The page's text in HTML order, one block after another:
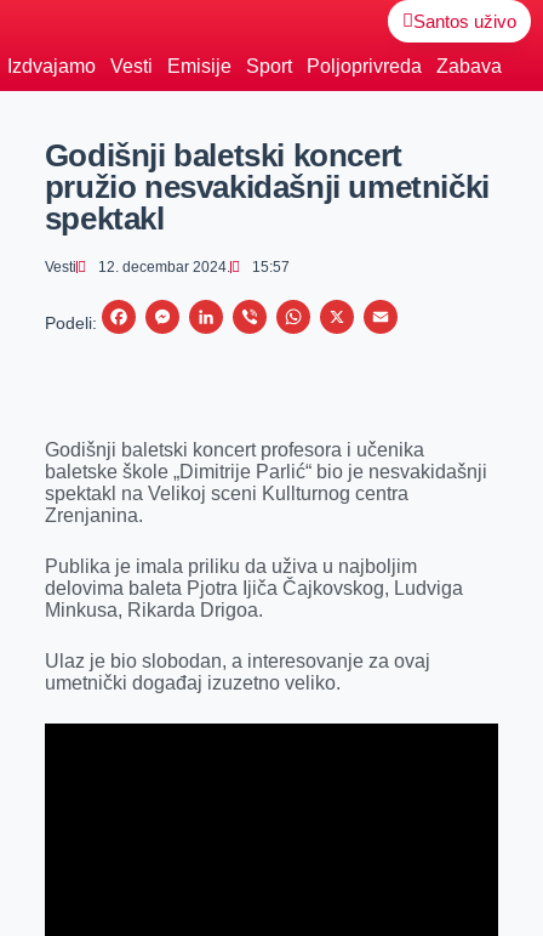
Santos uživo
Izdvajamo Vesti Emisije Sport Poljoprivreda Zabava
Godišnji baletski koncert
pružio nesvakidašnji umetnički
spektakl
Vesti 12. decembar 2024. 15:57
Podeli:
F
b
o
o
k
M
e
n
r
L
e
d
n
V
r
W
s
A
X
E
l
Godišnji baletski koncert profesora i učenika
baletske škole „Dimitrije Parlić“ bio je nesvakidašnji
spektakl na Velikoj sceni Kullturnog centra
Zrenjanina.
Publika je imala priliku da uživa u najboljim
delovima baleta Pjotra Ijiča Čajkovskog, Ludviga
Minkusa, Rikarda Drigoa.
Ulaz je bio slobodan, a interesovanje za ovaj
umetnički događaj izuzetno veliko.